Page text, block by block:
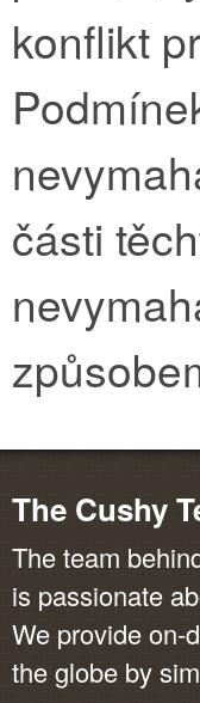
konflikt
části
The Cushy
The team
is passionate
We provide on-
the globe by